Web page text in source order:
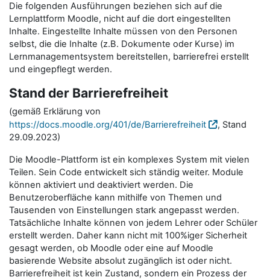
Die folgenden Ausführungen beziehen sich auf die
Lernplattform Moodle, nicht auf die dort eingestellten
Inhalte. Eingestellte Inhalte müssen von den Personen
selbst, die die Inhalte (z.B. Dokumente oder Kurse) im
Lernmanagementsystem bereitstellen, barrierefrei erstellt
und eingepflegt werden.
Stand der Barrierefreiheit
(gemäß Erklärung von
https://docs.moodle.org/401/de/Barrierefreiheit
, Stand
29.09.2023)
Die Moodle-Plattform ist ein komplexes System mit vielen
Teilen. Sein Code entwickelt sich ständig weiter. Module
können aktiviert und deaktiviert werden. Die
Benutzeroberfläche kann mithilfe von Themen und
Tausenden von Einstellungen stark angepasst werden.
Tatsächliche Inhalte können von jedem Lehrer oder Schüler
erstellt werden. Daher kann nicht mit 100%iger Sicherheit
gesagt werden, ob Moodle oder eine auf Moodle
basierende Website absolut zugänglich ist oder nicht.
Barrierefreiheit ist kein Zustand, sondern ein Prozess der